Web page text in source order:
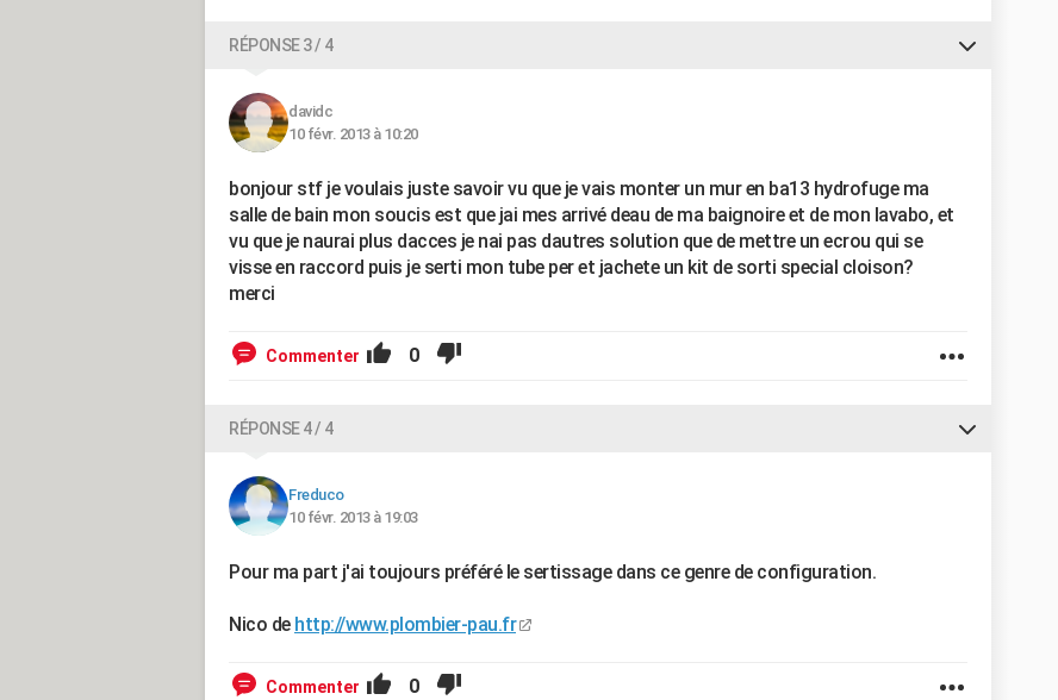
RÉPONSE 3 / 4
davidc
10 févr. 2013 à 10:20
bonjour stf je voulais juste savoir vu que je vais monter un mur en ba13 hydrofuge ma
salle de bain mon soucis est que jai mes arrivé deau de ma baignoire et de mon lavabo, et
vu que je naurai plus dacces je nai pas dautres solution que de mettre un ecrou qui se
visse en raccord puis je serti mon tube per et jachete un kit de sorti special cloison?
merci
Commenter 0
RÉPONSE 4 / 4
Freduco
10 févr. 2013 à 19:03
Pour ma part j'ai toujours préféré le sertissage dans ce genre de configuration.
Nico de http://www.plombier-pau.fr
Commenter 0